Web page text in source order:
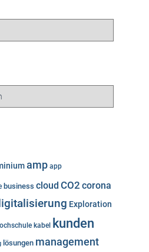
amp app
business cloud CO2 corona
Exploration
kabel kunden
lösungen management